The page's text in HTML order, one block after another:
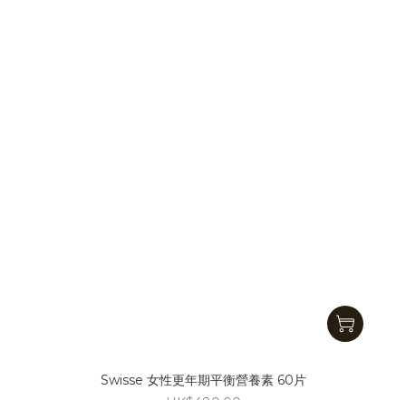
Swisse 女性更年期平衡營養素 60片